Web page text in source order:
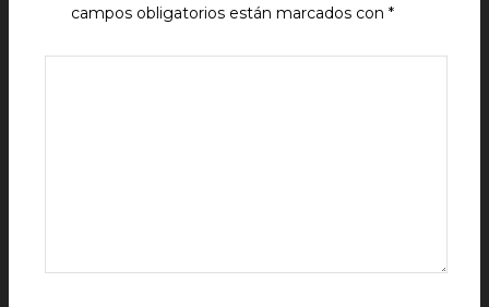
campos obligatorios están marcados con*